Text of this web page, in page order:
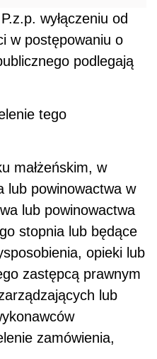
wyłączeniu od
w postępowaniu o
podlegają
tego
małżeńskim, w
lub powinowactwa w
lub powinowactwa
stopnia lub będące
opieki lub
zastępcą prawnym
lub
zamówienia,